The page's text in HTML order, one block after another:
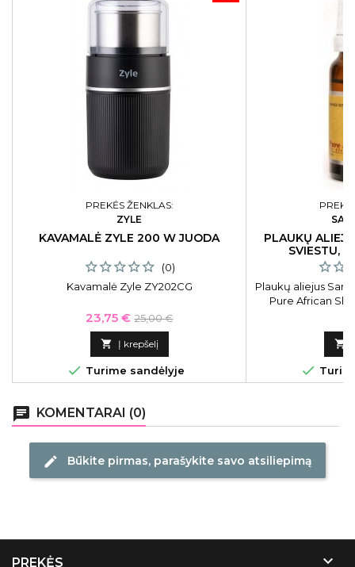
PREKĖS ŽENKLAS:
ZYLE
KAVAMALĖ ZYLE 200 W JUODA
(0)
Kavamalė Zyle ZY202CG
Kaina
23,75 € Bazinė
kaina
25,00 €
 Į krepšelį
 Turime sandėlyje
PLAUKŲ
SVIESTU,
Plaukų aliejus
Pure African


chat KOMENTARAI (0)
edit Būkite pirmas, parašykite savo atsiliepimą
PREKĖS 